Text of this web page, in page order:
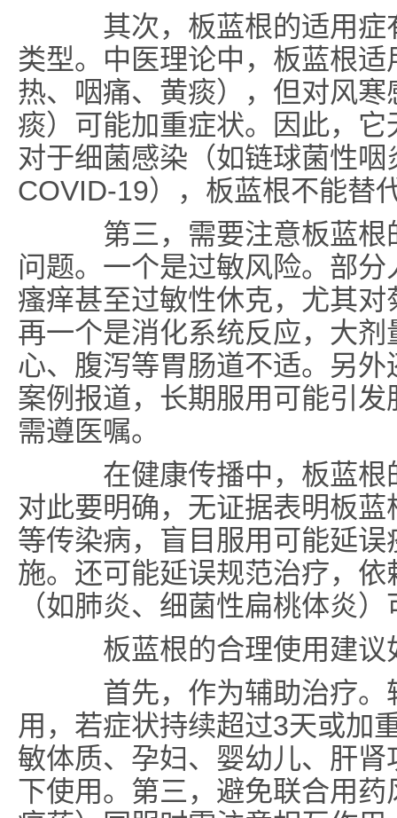
其次，板蓝根的适用症
类型。中医理论中，板蓝根
热、咽痛、黄痰），但对风
痰）可能加重症状。因此，
对于细菌感染（如链球菌性
COVID-19），板蓝根不能替
第三，需要注意板蓝根
问题。一个是过敏风险。部
瘙痒甚至过敏性休克，尤其
再一个是消化系统反应，大
心、腹泻等胃肠道不适。另
案例报道，长期服用可能引
需遵医嘱。
在健康传播中，板蓝根
对此要明确，无证据表明板
等传染病，盲目服用可能延
施。还可能延误规范治疗，
（如肺炎、细菌性扁桃体炎
板蓝根的合理使用建议
首先，作为辅助治疗。
用，若症状持续超过3天或加
敏体质、孕妇、婴幼儿、肝
下使用。第三，避免联合用